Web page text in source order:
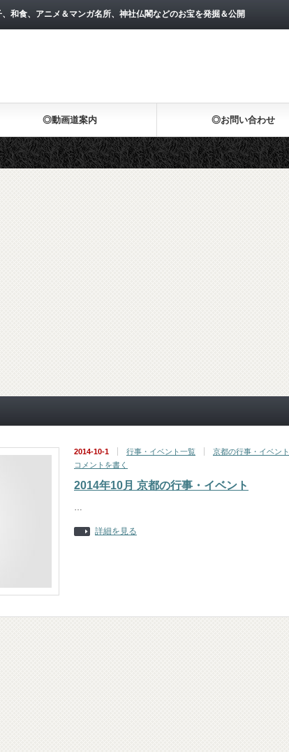
和食、アニメ＆マンガ名所、神社仏閣などのお宝を発掘＆公開
◎動画道案内 ◎お問い合わせ
2014-10-1 行事・イベント一覧
京都の行事・イベント
コメントを書く
2014年10月 京都の行事・イベント
…
詳細を見る